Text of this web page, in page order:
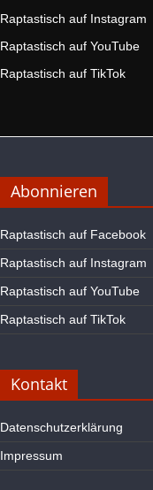
Raptastisch auf Instagram
Raptastisch auf YouTube
Raptastisch auf TikTok
Abonnieren
Raptastisch auf Facebook
Raptastisch auf Instagram
Raptastisch auf YouTube
Raptastisch auf TikTok
Kontakt
Datenschutzerklärung
Impressum